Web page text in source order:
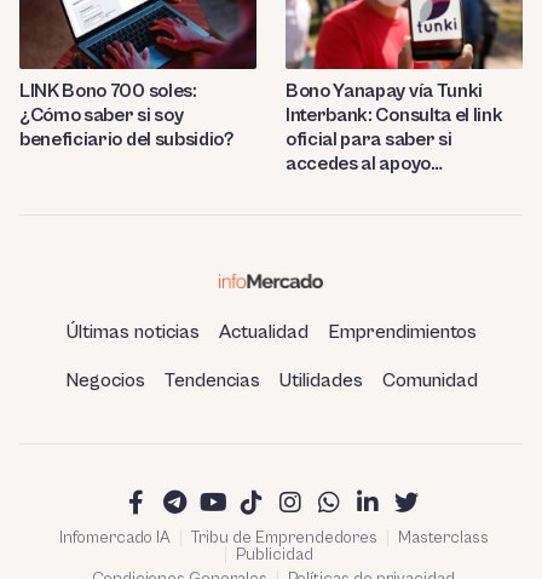
LINK Bono 700 soles:
¿Cómo saber si soy
beneficiario del subsidio?
Bono Yanapay vía Tunki
Interbank: Consulta el link
oficial para saber si
accedes al apoyo
Últimas noticias Actualidad Emprendimientos
Negocios Tendencias Utilidades Comunidad
Infomercado IA Tribu de Emprendedores
Masterclass
Publicidad